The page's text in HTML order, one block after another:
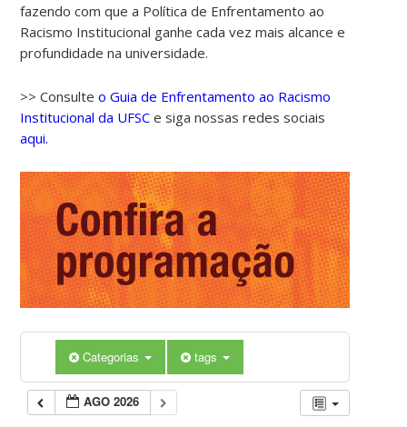
fazendo com que a Política de Enfrentamento ao
Racismo Institucional ganhe cada vez mais alcance e
profundidade na universidade.
>> Consulteo Guia de Enfrentamento ao Racismo
Institucional da UFSC e siga nossas redes sociais
aqui.
Categorias tags
AGO 2026